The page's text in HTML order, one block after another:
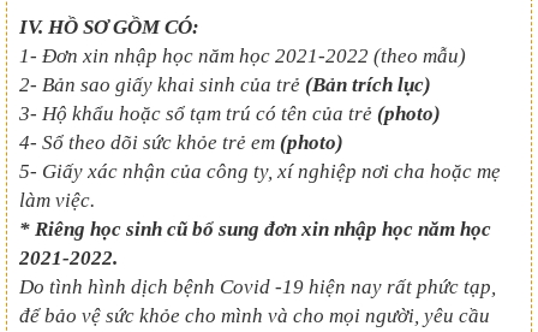
IV. HỒ SƠ GỒM CÓ:
1- Đơn xin nhập học năm học 2021-2022 (theo mẫu)
2- Bản sao giấy khai sinh của trẻ (Bản trích lục)
3- Hộ khẩu hoặc sổ tạm trú có tên của trẻ (photo)
4- Sổ theo dõi sức khỏe trẻ em (photo)
5- Giấy xác nhận của công ty, xí nghiệp nơi cha hoặc mẹ
làm việc.
* Riêng học sinh cũ bổ sung đơn xin nhập học năm học
2021-2022.
Do tình hình dịch bệnh Covid -19 hiện nay rất phức tạp,
để bảo vệ sức khỏe cho mình và cho mọi người, yêu cầu